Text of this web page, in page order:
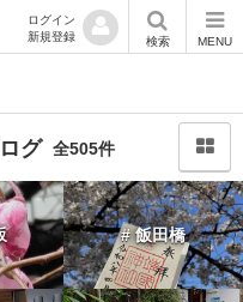
ログイン
新規登録
検索 MENU
グ 全505件
# 飯田橋